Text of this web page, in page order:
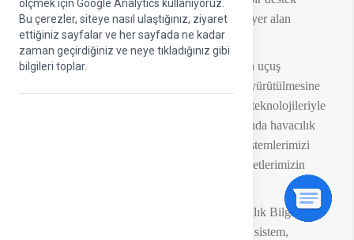
ölçmek için Google Analytics kullanıyoruz.
Bu çerezler, siteye nasıl ulaştığınız, ziyaret
ettiğiniz sayfalar ve her sayfada ne kadar
zaman geçirdiğiniz ve neye tıkladığınız gibi
bilgileri toplar.
unsuru değil, tüm operasyonların merkezinde yer alan
stratejik bir güç haline gelmiştir.
DHMİ olarak bu bilinçle; yolcu deneyiminden uçuş
operasyonlarının emniyetli ve verimli şekilde yürütülmesine
kadar tüm süreçlerimizi bilgi ve enformasyon teknolojileriyle
bütünleşik bir yapıda ele alıyoruz. Bu doğrultuda havacılık
altyapımızı sürekli geliştiriyor, yerli ve millî sistemlerimizi
hayata geçiriyor ve bilgi yönetimini tüm faaliyetlerimizin
Bu vizyon doğrultusunda görev yapan Havacılık Bilgi
Yönetimi Uzmanlarımız (AIM); ileri teknoloji sistem,